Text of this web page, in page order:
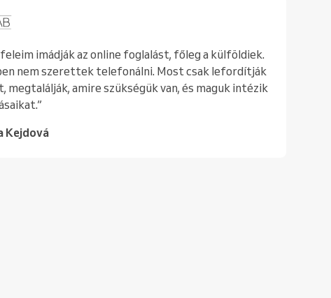
imádják az online foglalást, főleg a külföldiek.
nem szerettek telefonálni. Most csak lefordítják
megtalálják, amire szükségük van, és maguk intézik
Kejdová